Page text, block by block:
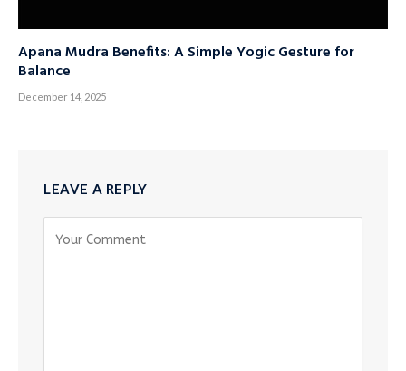
Apana Mudra Benefits: A Simple Yogic Gesture for
Balance
December 14, 2025
LEAVE A REPLY